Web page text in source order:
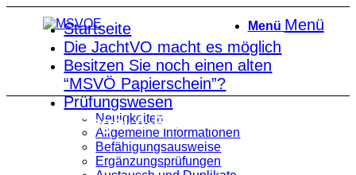
Startseite
Die JachtVO macht es möglich
Besitzen Sie noch einen alten
“MSVÖ Papierschein”?
Prüfungswesen
Neuigkeiten
Allgemeine Informationen
Befähigungsausweise
Ergänzungsprüfungen
Menü Menü
Segel A-Binnenschein